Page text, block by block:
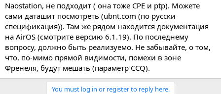
Naostation, не подходит ( она тоже CPE и ptp). Можете
сами даташит посмотреть (ubnt.com (по русски
спецификация)). Там же рядом находится документация
на AirOS (смотрите версию 6.1.19). По последнему
вопросу, должно быть реализуемо. Не забывайте, о том,
что, по-мимо прямой видимости, помехи в зоне
Френеля, будут мешать (параметр CCQ).
You must log in or register to reply here.